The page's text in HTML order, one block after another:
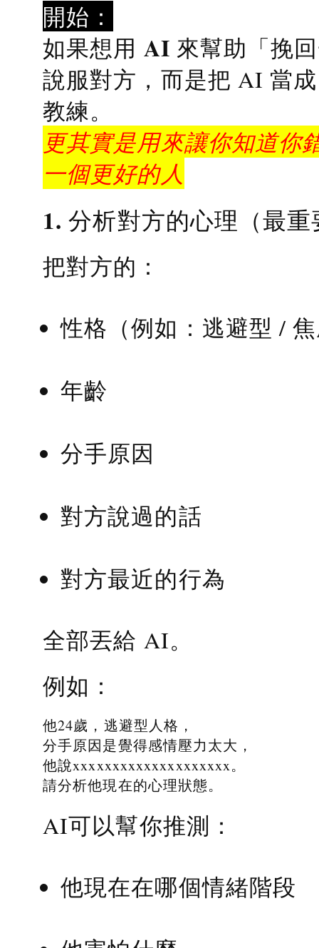
開始：
如果想用 AI 來幫助「挽
說服對方，而是把 AI 當
教練。
更其實是用來讓你知道你
一個更好的人
1. 分析對方的心理（最
把對方的：
性格（例如：逃避型 /
年齡
分手原因
對方說過的話
對方最近的行為
全部丟給 AI。
例如：
他24歲，逃避型人格，
分手原因是覺得感情壓力太大，
他說xxxxxxxxxxxxxxxxxxxx。
請分析他現在的心理狀態。
AI可以幫你推測：
他現在在哪個情緒階段